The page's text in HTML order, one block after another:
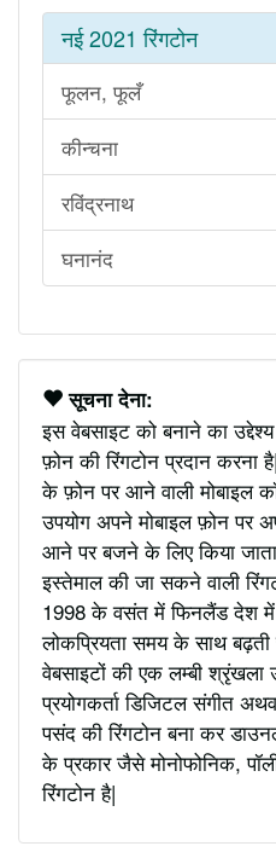
नई 2021 रिंगटोन
फूलन, फूलँ
कीन्चना
रविंद्रनाथ
घनानंद
सूचना देना:
इस वेबसाइट को बनाने का
फ़ोन की रिंगटोन प्रदान करना
के फ़ोन पर आने वाली
उपयोग अपने मोबाइल फ़ोन पर
आने पर बजने के लिए किया जाता
इस्तेमाल की जा सकने वाली
1998 के वसंत में फिनलैंड देश
लोकप्रियता समय के साथ
वेबसाइटों की एक लम्बी श्रृंखला
प्रयोगकर्ता डिजिटल संगीत
पसंद की रिंगटोन बना कर
के प्रकार जैसे मोनोफोनिक,
रिंगटोन है|